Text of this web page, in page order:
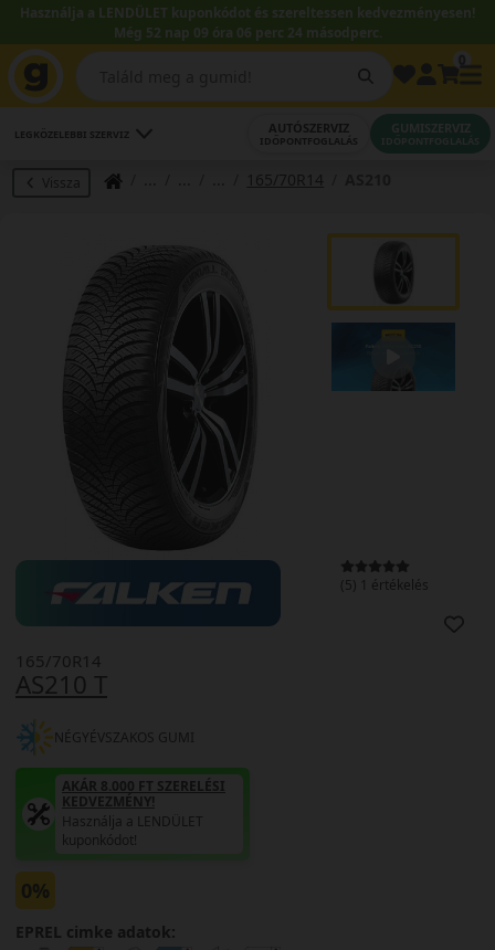
Használja a LENDÜLET kuponkódot és szereltessen kedvezményesen!
Még 52 nap 09 óra 06 perc 23 másodperc.
LEGKÖZELEBBI SZERVIZ AUTÓSZERVIZ
IDŐPONTFOGLALÁS
GUMISZERVIZ
IDŐPONTFOGLALÁS
Vissza 165/70R14
(5) 1 értékelés
AS210 T
165/70R14
NÉGYÉVSZAKOS GUMI
AKÁR 8.000 FT SZERELÉSI
KEDVEZMÉNY!
Használja a LENDÜLET
kuponkódot!
0%
EPREL cimke adatok: